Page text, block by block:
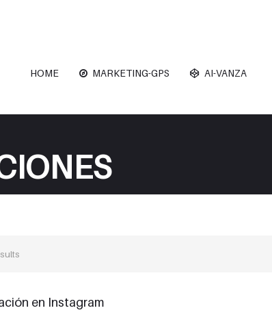
HOME MARKETING-GPS AI-VANZA
en Instagram